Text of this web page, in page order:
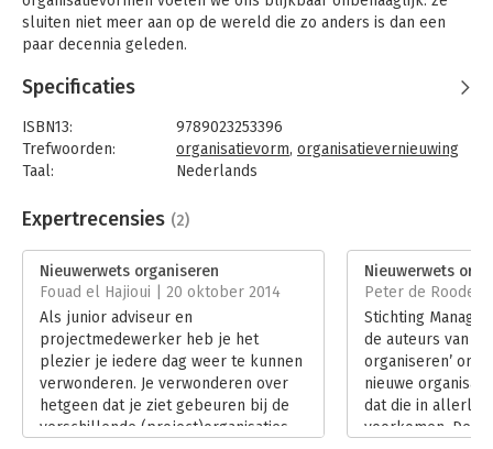
sluiten niet meer aan op de wereld die zo anders is dan een
paar decennia geleden.
'Nieuwerwets organiseren' gaat over die nieuwe
organisatievormen. Het boek is het resultaat van een
exploratieve studie over de periode van een jaar in Nederland
en daarbuiten. Aan de hand van een groot aantal interviews bij
‘nieuwe’ organisaties zijn zes organisatievormen
schakelen, verbinden en virtualiseren. Deze vormen blijken op
allerlei verschillende manieren te worden toegepast.
Die nieuwe organisatievormen intrigeren: ze zijn soms radicaal
anders dan de bestaande manier van denken over organiseren.
Maar we moeten blijven nadenken en de nieuwe
organisatievormen niet als de nieuwe waarheid zien. Daarom
komen in het boek ook de schaduwzijden van de nieuwe
manieren van organiseren aan de orde. Zo biedt dit boek een
genuanceerd beeld van nieuwe organisatievormen – die vaak
werken, maar soms ook niet.
Specificaties
ISBN13:
9789023253396
Trefwoorden:
organisatievorm, organisatievernieuwing
Taal:
Nederlands
Aantal pagina's:
168
Druk:
1
Verschijningsdatum:
25-6-2014
Hoofdrubriek:
Organisatiekunde
Serie:
Stichting Management Studies
Expertrecensies (2)
Nieuwerwets organiseren
Fouad el Hajioui | 20 oktober 2014
Als junior adviseur en
projectmedewerker heb je het
plezier je iedere dag weer te kunnen
verwonderen. Je verwonderen over
hetgeen dat je ziet gebeuren bij de
verschillende (project)organisaties
Nieuwerwets
Peter de Roode |
Stichting
de auteurs van
organiseren’ om
nieuwe
dat die in allerlei
voorkomen. De